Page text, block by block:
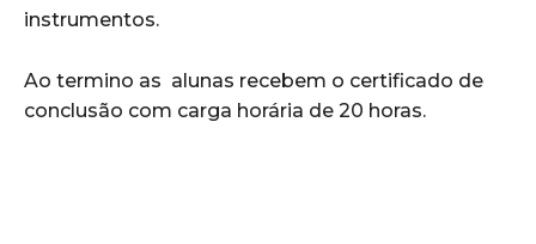
instrumentos.
Ao termino as alunas recebem o certificado de
conclusão com carga horária de 20 horas.